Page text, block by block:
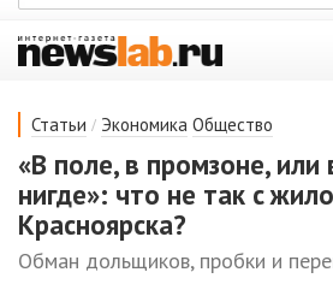
Статьи / Экономика Общество
«В поле, в промзоне,
нигде»: что не так c
Красноярска?
Обман дольщиков, пробки и